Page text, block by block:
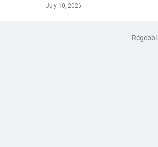
July 10, 2026
Régebbi